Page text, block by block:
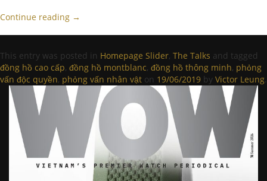
Continue reading →
This entry was posted in Homepage Slider, The Talks and tagged
đồng hồ cao cấp, đồng hồ montblanc, đồng hồ thông minh, phỏng
vấn độc quyền, phỏng vấn nhân vật on 19/06/2019 by Victor Leung.